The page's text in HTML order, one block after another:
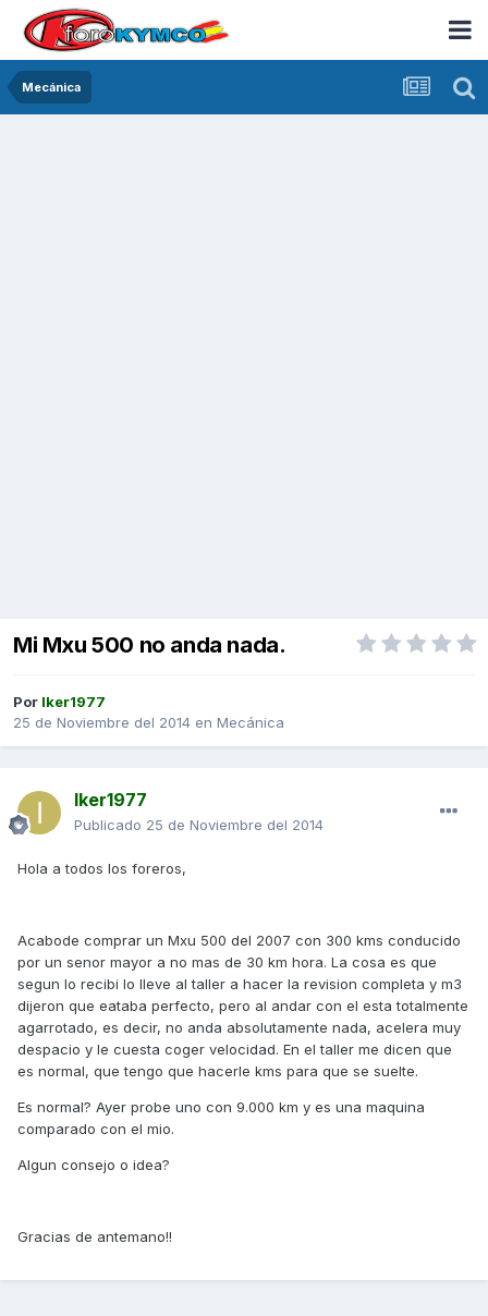
Mecánica
Mi Mxu 500 no anda nada.
Por Iker1977
25 de Noviembre del 2014 en Mecánica
Iker1977
Publicado 25 de Noviembre del 2014
Hola a todos los foreros,
Acabode comprar un Mxu 500 del 2007 con 300 kms conducido
por un senor mayor a no mas de 30 km hora. La cosa es que
segun lo recibi lo lleve al taller a hacer la revision completa y m3
dijeron que eataba perfecto, pero al andar con el esta totalmente
agarrotado, es decir, no anda absolutamente nada, acelera muy
despacio y le cuesta coger velocidad. En el taller me dicen que
es normal, que tengo que hacerle kms para que se suelte.
Es normal? Ayer probe uno con 9.000 km y es una maquina
comparado con el mio.
Algun consejo o idea?
Gracias de antemano!!